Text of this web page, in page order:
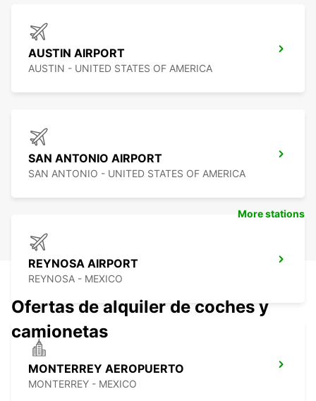
AUSTIN AIRPORT
AUSTIN - UNITED STATES OF AMERICA
SAN ANTONIO AIRPORT
SAN ANTONIO - UNITED STATES OF AMERICA
REYNOSA AIRPORT
REYNOSA - MEXICO
MONTERREY AEROPUERTO
MONTERREY - MEXICO
More stations
Ofertas de alquiler de coches y
camionetas